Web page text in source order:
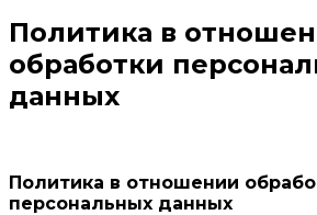
Политика в
обработки
данных
Политика в отношении
персональных данных